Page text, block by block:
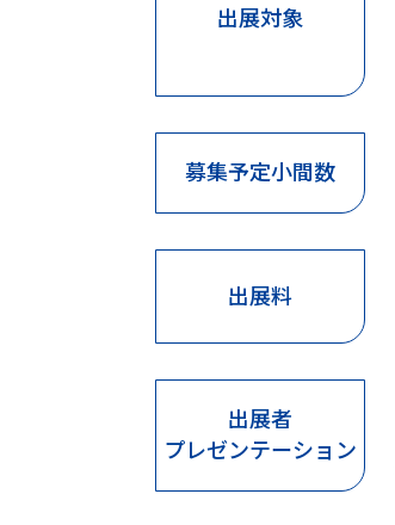
出展対象
募集予定小間数
出展料
出展者
プレゼンテーション